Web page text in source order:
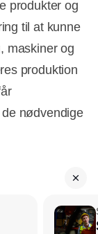
produkter og
til at kunne
maskiner og
produktion
nødvendige